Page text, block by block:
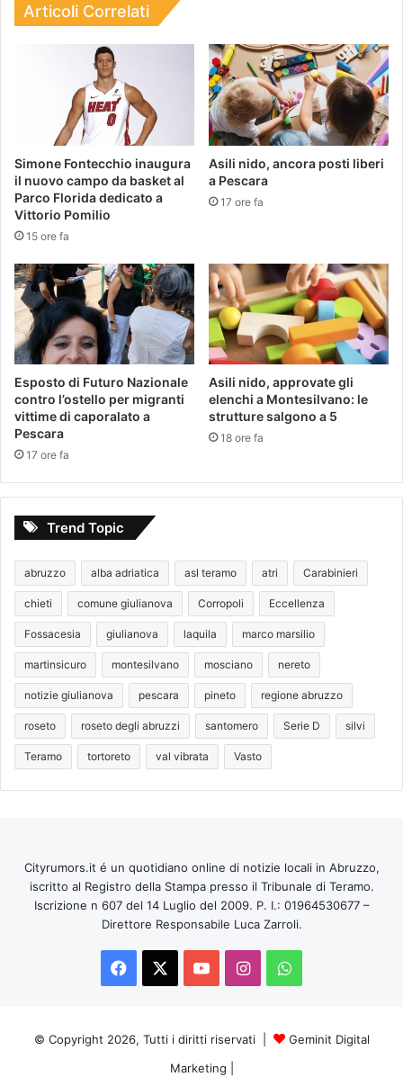
Articoli Correlati
Simone Fontecchio inaugura
il nuovo campo da basket al
Parco Florida dedicato a
Vittorio Pomilio
15 ore fa
Asili nido, ancora posti liberi
a Pescara
17 ore fa
Esposto di Futuro Nazionale
contro l’ostello per migranti
vittime di caporalato a
Pescara
17 ore fa
Asili nido, approvate gli
elenchi a Montesilvano: le
strutture salgono a 5
18 ore fa
Trend Topic
abruzzo alba adriatica asl teramo atri Carabinieri
chieti comune giulianova Corropoli Eccellenza
Fossacesia giulianova laquila marco marsilio
martinsicuro montesilvano mosciano nereto
notizie giulianova pescara pineto regione abruzzo
roseto roseto degli abruzzi santomero Serie D silvi
Teramo tortoreto val vibrata Vasto
Cityrumors.it é un quotidiano online di notizie locali in Abruzzo,
iscritto al Registro della Stampa presso il Tribunale di Teramo.
Iscrizione n 607 del 14 Luglio del 2009. P. I.: 01964530677 –
Direttore Responsabile Luca Zarroli.
Facebook
You InstagramWhatsApp
© Copyright 2026, Tutti i diritti riservati |
Geminit Digital
Marketing